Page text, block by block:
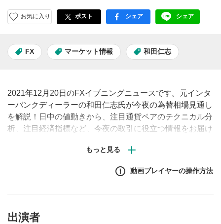
お気に入り ポスト facebook
シェア LINE
シェア
FX マーケット情報 和田仁志
2021年12月20日のFXイブニングニュースです。元インタ
ーバンクディーラーの和田仁志氏が今夜の為替相場見通し
を解説！日中の値動きから、注目通貨ペアのテクニカル分
析、注目経済指標など、今夜の取引に役立つ情報をお届け
動画内で表示されるチャートや経済指標の画面はMATSUI
動画プレイヤーの操作方法
出演者